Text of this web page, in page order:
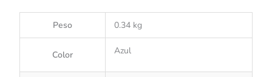
Peso 0.34 kg
Color Azul